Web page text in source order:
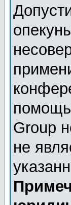
Group
не